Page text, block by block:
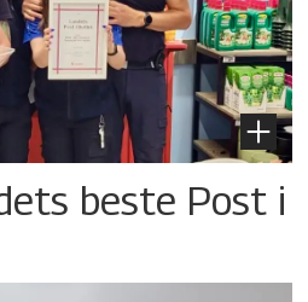
beste Post i